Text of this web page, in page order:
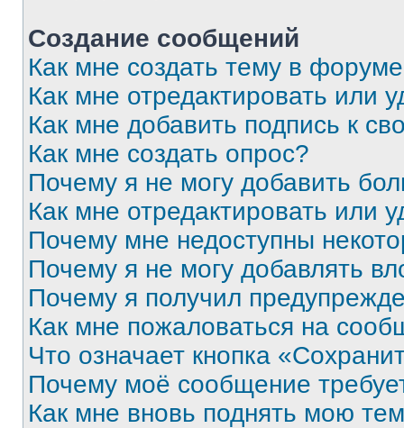
Создание сообщений
Как мне создать тему в
Как мне отредактировать или
Как мне добавить подпись к
Как мне создать опрос?
Почему я не могу добавить
Как мне отредактировать или
Почему мне недоступны
Почему я не могу добавлять
Почему я получил
Как мне пожаловаться на
Что означает кнопка
Почему моё сообщение
Как мне вновь поднять мою